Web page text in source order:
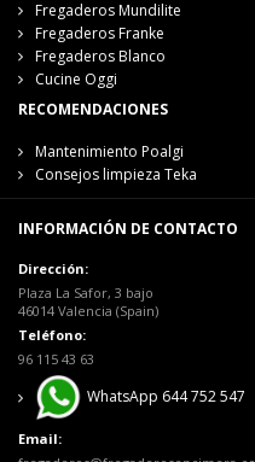
Fregaderos Mundilite
Fregaderos Franke
Fregaderos Blanco
Cucine Oggi
RECOMENDACIONES
Mantenimiento Poalgi
Consejos limpieza Teka
INFORMACIÓN DE CONTACTO
Dirección:
Plaza La Safor, 3 bajo
46014 Valencia (Spain)
Teléfono:
96 115 43 63
WhatsApp 644 752 547
Email: